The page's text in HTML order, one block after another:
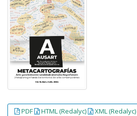
PDF HTML (Redalyc) XML (Redalyc)